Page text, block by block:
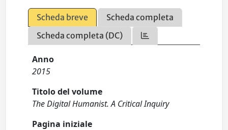
Scheda breve
Scheda completa
Scheda completa (DC)
Anno
2015
Titolo del volume
The Digital Humanist. A Critical Inquiry
Pagina iniziale